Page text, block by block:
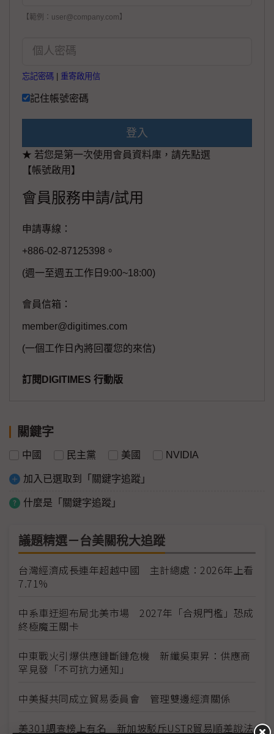
【範例：user@company.com】
忘記密碼 重寄啟用信
記住帳號密碼
登入
★ 若您是第一次使用會員資料庫，請先點選
【帳號啟用】
會員服務申請/試用
申請專線：
+886-02-87125398。
(週一至週五工作日9:00~18:00)
會員信箱：
member@digitimes.com
(一個工作日內將回覆您的來信)
訂閱DIGITIMES 行動版
關鍵字
中國 民主黨 美國 NVIDIA
加入已選取到「關鍵字追蹤」
什麼是「關鍵字追蹤」
議題精選－台美關稅大追蹤
台灣經濟成長連年超越中國 主計總處：2026年上看
7.71%
中系車迂迴布局北美市場 2027年「合規門檻」恐成
終極魔王關卡
中東戰火引爆供應鏈斷鏈危機 新纖吳東昇：供應商
罕見發「不可抗力通知」
中美擬共同成立貿易委員會 管理雙邊經濟關係
美301調查榜上有名 新加坡駁斥USTR貿易順差說法